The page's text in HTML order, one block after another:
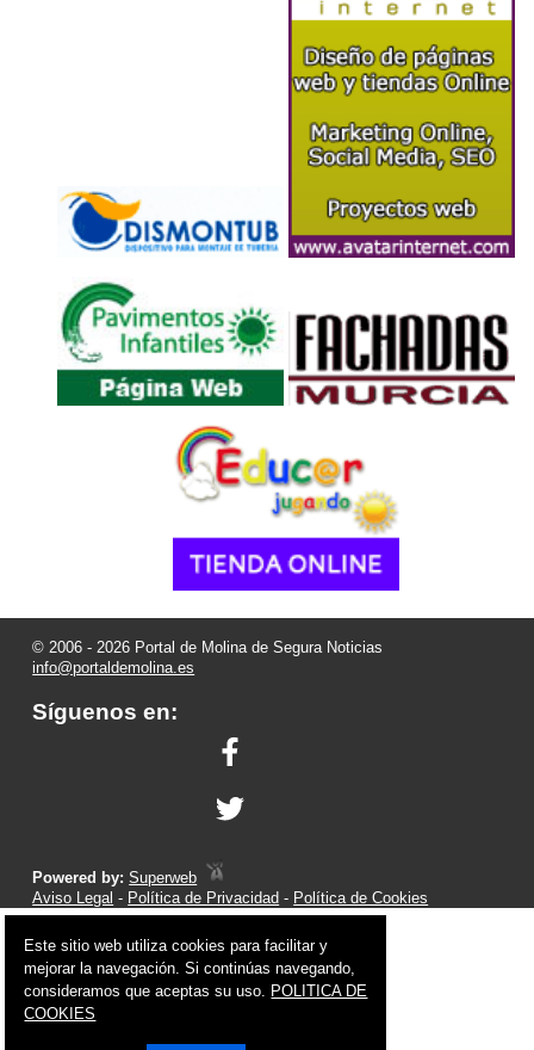
© 2006 - 2026 Portal de Molina de Segura Noticias
info@portaldemolina.es
Síguenos en:
Powered by:Superweb
Aviso Legal - Política de Privacidad - Política de Cookies
Este sitio web utiliza cookies para facilitar y
mejorar la navegación. Si continúas navegando,
consideramos que aceptas su uso. POLITICA DE
COOKIES